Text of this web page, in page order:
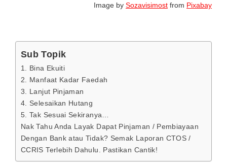
Image by Sozavisimost from Pixabay
Sub Topik
1. Bina Ekuiti
2. Manfaat Kadar Faedah
3. Lanjut Pinjaman
4. Selesaikan Hutang
5. Tak Sesuai Sekiranya…
Nak Tahu Anda Layak Dapat Pinjaman / Pembiayaan
Dengan Bank atau Tidak? Semak Laporan CTOS /
CCRIS Terlebih Dahulu. Pastikan Cantik!